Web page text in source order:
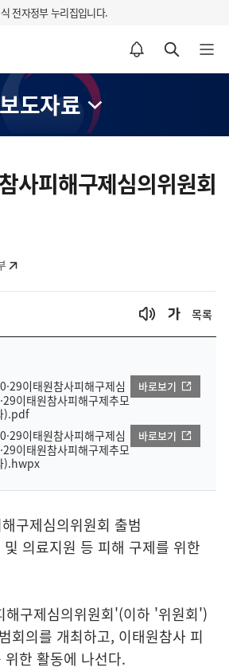
전자정부 누리집입니다.
알림설정 바로가기 검색 바로가기 메뉴 열기
보도자료
사피해구제심의위원회
목록
이태원참사피해구제심
이태원참사피해구제추모
).pdf
바로보기
이태원참사피해구제심
이태원참사피해구제추모
).hwpx
바로보기
구제심의위원회 출범
의료지원 등 피해 구제를 위한
해구제심의위원회'(이하 '위원회')
회의를 개최하고, 이태원참사 피
한 활동에 나선다.